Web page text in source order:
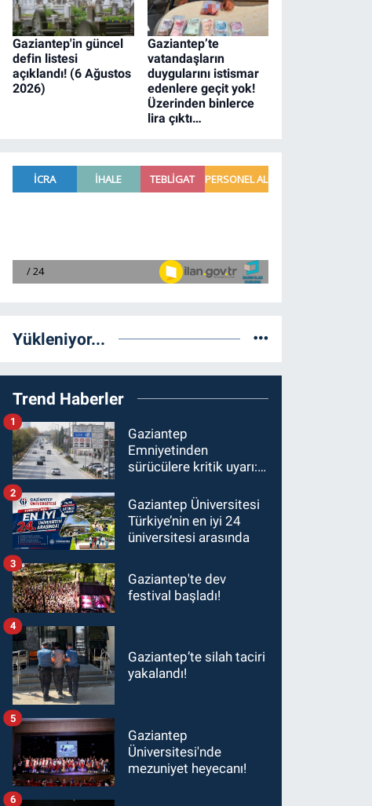
Gaziantep'in güncel
defin listesi
açıklandı! (6 Ağustos
2026)
Gaziantep’te
vatandaşların
duygularını istismar
edenlere geçit yok!
Üzerinden binlerce
lira çıktı…
Yükleniyor...
Trend Haberler
Gaziantep
Emniyetinden
sürücülere kritik uyarı: 1
ceza alabilirsiniz!
1
Gaziantep Üniversitesi
Türkiye’nin en iyi 24
üniversitesi arasında
2
Gaziantep'te dev
festival başladı!
3
Gaziantep’te silah taciri
yakalandı!
4
Gaziantep
Üniversitesi'nde
mezuniyet heyecanı!
5
6